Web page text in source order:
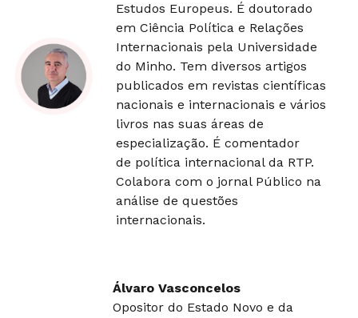
Estudos Europeus. É doutorado
em Ciência Política e Relações
Internacionais pela Universidade
do Minho. Tem diversos artigos
publicados em revistas científicas
nacionais e internacionais e vários
livros nas suas áreas de
especialização. É comentador
de política internacional da RTP.
Colabora com o jornal Público na
análise de questões
internacionais.
Álvaro Vasconcelos
Opositor do Estado Novo e da